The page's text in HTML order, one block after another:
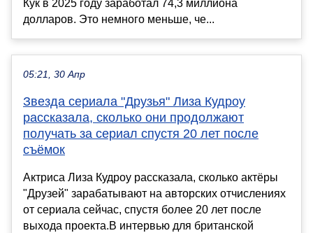
Кук в 2025 году заработал 74,3 миллиона
долларов. Это немного меньше, че...
05:21, 30 Апр
Звезда сериала "Друзья" Лиза Кудроу
рассказала, сколько они продолжают
получать за сериал спустя 20 лет после
съёмок
Актриса Лиза Кудроу рассказала, сколько актёры
"Друзей" зарабатывают на авторских отчислениях
от сериала сейчас, спустя более 20 лет после
выхода проекта.В интервью для британской